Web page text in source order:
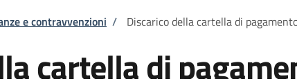
e contravvenzioni / Discarico della cartella di
cartella di